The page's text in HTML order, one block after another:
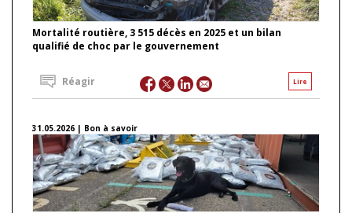
Mortalité routière, 3 515 décès en 2025 et un bilan
qualifié de choc par le gouvernement
Lire
Réagir
31.05.2026 | Bon à savoir